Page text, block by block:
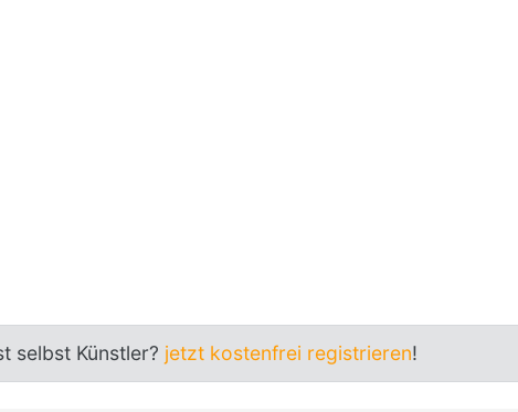
selbst Künstler? jetzt kostenfrei registrieren!